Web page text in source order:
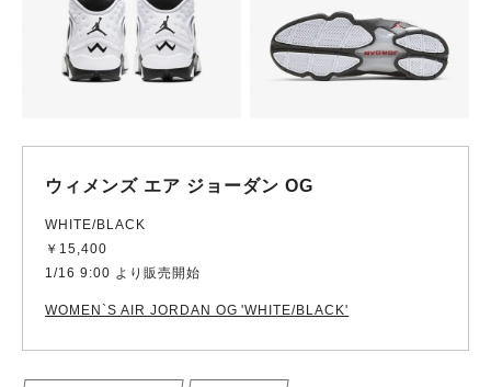
ウィメンズ エア ジョーダン OG
WHITE/BLACK
￥15,400
1/16 9:00 より販売開始
WOMEN`S AIR JORDAN OG 'WHITE/BLACK'